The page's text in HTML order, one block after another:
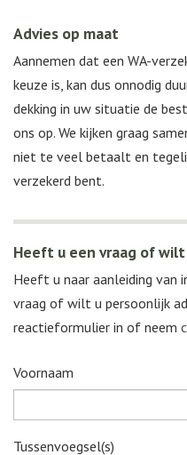
Advies op maat
Aannemen dat een WA-
keuze is, kan dus onnodig
dekking in uw situatie de
ons op. We kijken graag
niet te veel betaalt en
verzekerd bent.
Heeft u een vraag of
Heeft u naar aanleiding van
vraag of wilt u persoonlijk
reactieformulier in of neem
Voornaam
Tussenvoegsel(s)